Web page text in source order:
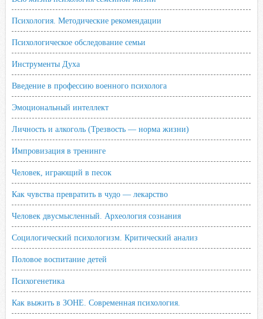
Психология. Методические рекомендации
Психологическое обследование семьи
Инструменты Духа
Введение в профессию военного психолога
Эмоциональный интеллект
Личность и алкоголь (Трезвость — норма жизни)
Импровизация в тренинге
Человек, играющий в песок
Как чувства превратить в чудо — лекарство
Человек двусмысленный. Археология сознания
Социлогический психологизм. Критический анализ
Половое воспитание детей
Психогенетика
Как выжить в ЗОНЕ. Современная психология.